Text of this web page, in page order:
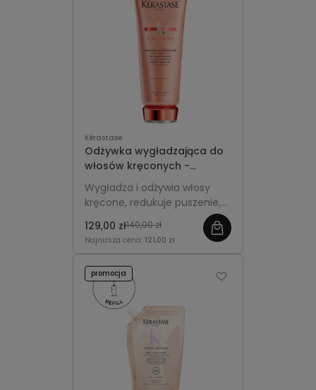
Kérastase
Odżywka wygładzająca do
włosów kręconych -
Kérastase Discipline 200ml
Wygładza i odżywia włosy
kręcone, redukuje puszenie,
nadaje pasmom połysk oraz
miękkość, ułatwiając
codzienną stylizację.
129,00 zł140,00 zł
Najniższa cena: 121,00 zł
promocja